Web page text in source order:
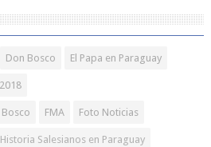
Don Bosco El Papa en Paraguay
FMA Foto Noticias
Historia Salesianos en Paraguay